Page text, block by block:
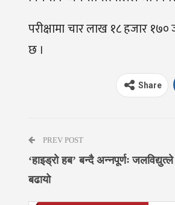
परीक्षामा चार लाख १८ हजार १७०
छ ।
Share
PREV POST
‘हाइड्रो हब’ बन्दै अन्नपूर्णः
बढायो